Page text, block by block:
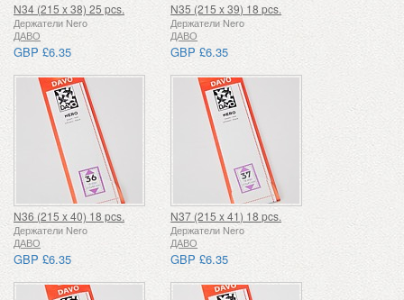
N34 (215 x 38) 25 pcs.
Держатели Nero
ДАВО
GBP £6.35
N35 (215 x 39) 18 pcs.
Держатели Nero
ДАВО
GBP £6.35
N36 (215 x 40) 18 pcs.
Держатели Nero
ДАВО
GBP £6.35
N37 (215 x 41) 18 pcs.
Держатели Nero
ДАВО
GBP £6.35